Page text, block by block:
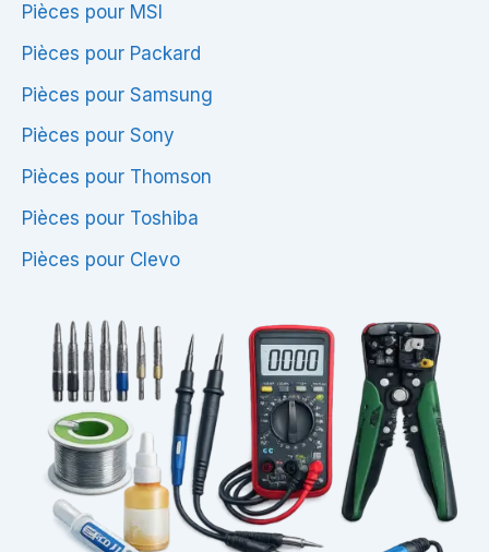
Pièces pour MSI
Pièces pour Packard
Pièces pour Samsung
Pièces pour Sony
Pièces pour Thomson
Pièces pour Toshiba
Pièces pour Clevo